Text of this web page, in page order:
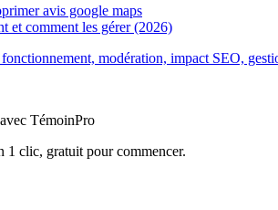
avis google maps
et comment les gérer (2026)
modération, impact SEO,
TémoinPro
clic, gratuit pour commencer.